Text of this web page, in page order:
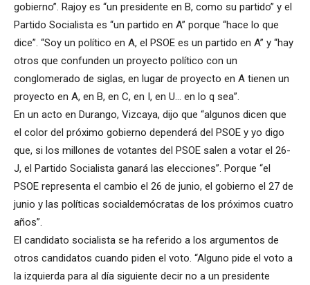
gobierno”. Rajoy es “un presidente en B, como su partido” y el
Partido Socialista es “un partido en A” porque “hace lo que
dice”. “Soy un político en A, el PSOE es un partido en A” y “hay
otros que confunden un proyecto político con un
conglomerado de siglas, en lugar de proyecto en A tienen un
proyecto en A, en B, en C, en I, en U… en lo q sea”.
En un acto en Durango, Vizcaya, dijo que “algunos dicen que
el color del próximo gobierno dependerá del PSOE y yo digo
que, si los millones de votantes del PSOE salen a votar el 26-
J, el Partido Socialista ganará las elecciones”. Porque “el
PSOE representa el cambio el 26 de junio, el gobierno el 27 de
junio y las políticas socialdemócratas de los próximos cuatro
años”.
El candidato socialista se ha referido a los argumentos de
otros candidatos cuando piden el voto. “Alguno pide el voto a
la izquierda para al día siguiente decir no a un presidente